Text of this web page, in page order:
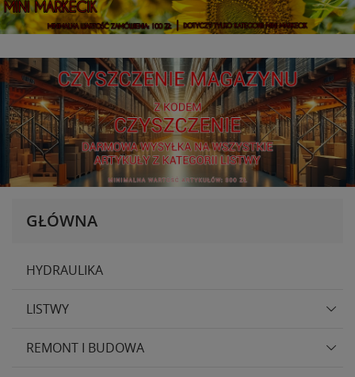
GŁÓWNA
HYDRAULIKA
LISTWY
REMONT I BUDOWA